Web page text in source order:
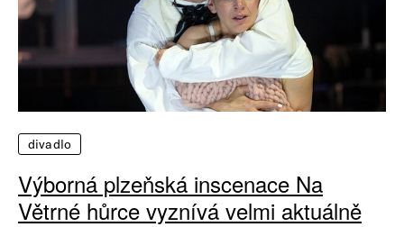
divadlo
Výborná plzeňská inscenace Na
Větrné hůrce vyznívá velmi aktuálně